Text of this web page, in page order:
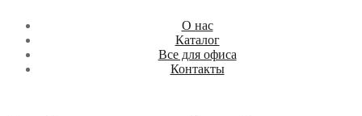
О нас
Каталог
Все для офиса
Контакты